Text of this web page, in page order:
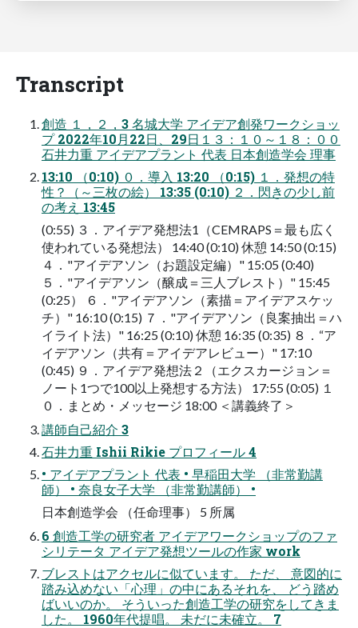
Transcript
創造 １，２，3 名城大学 アイデア創発ワークショッ
プ 2022年10月22日、29日１３：１０～１８：００
石井力重 アイデアプラント 代表 日本創造学会 理事
13:10 （0:10) ０．導入 13:20 （0:15) １．発想の特
性？（～三枚の絵） 13:35 (0:10) ２．閃きの少し前
の考え 13:45
(0:55) ３．アイデア発想法1（CEMRAPS＝最も広く
使われている発想法） 14:40 (0:10) 休憩 14:50 (0:15)
４．"アイデアソン（お題設定編）" 15:05 (0:40)
５．"アイデアソン（醸成＝三人ブレスト）" 15:45
(0:25） ６．"アイデアソン（素描＝アイデアスケッ
チ）" 16:10 (0:15) ７．"アイデアソン（良案抽出＝ハ
イライト法）" 16:25 (0:10) 休憩 16:35 (0:35) ８．“ア
イデアソン（共有＝アイデアレビュー）" 17:10
(0:45) ９．アイデア発想法２（エクスカージョン＝
ノート1つで100以上発想する方法） 17:55 (0:05) １
０．まとめ・メッセージ 18:00 ＜講義終了＞
講師自己紹介 3
石井力重 Ishii Rikie プロフィール 4
• アイデアプラント 代表 • 早稲田大学 （非常勤講
師） • 奈良女子大学 （非常勤講師） •
日本創造学会 （任命理事） 5 所属
6 創造工学の研究者 アイデアワークショップのファ
シリテータ アイデア発想ツールの作家 work
ブレストはアクセルに似ています。 ただ、 意図的に
踏み込めない「心理」の中にあるそれを、 どう踏め
ばいいのか。 そういった創造工学の研究をしてきま
した。 1960年代提唱。 未だに未確立。 7